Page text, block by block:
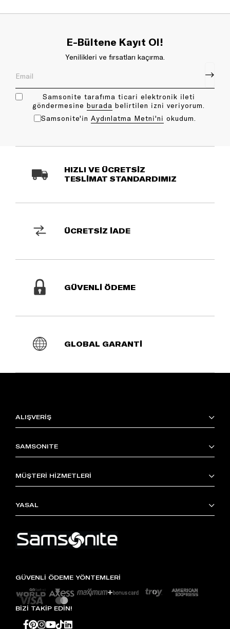
E-Bültene Kayıt Ol!
Yenilikleri ve fırsatları kaçırma.
Samsonite tarafıma ticari elektronik ileti
göndermesine bu rada belirtilen izni veriyorum.
Samsonite'in Aydınlatma Metni'ni okudum.
HIZLI VE ÜCRETSİZ
TESLİMAT STANDARDIMIZ
ÜCRETSİZ İADE
GÜVENLİ ÖDEME
GLOBAL GARANTİ
ALIŞVERİŞ
SAMSONITE
MÜŞTERİ HİZMETLERİ
YASAL
GÜVENLİ ÖDEME YÖNTEMLERİ
BİZİ TAKİP EDİN!